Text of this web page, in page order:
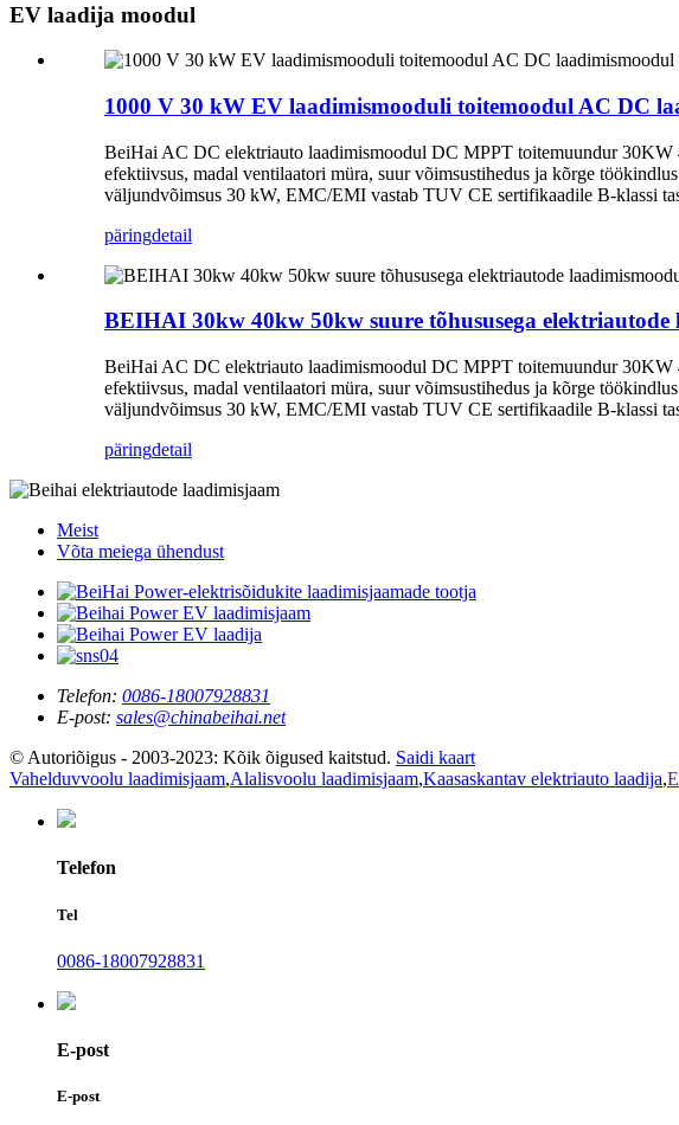
EV laadija moodul
1000 V 30 kW EV laadimismooduli toitemoodul AC DC
BeiHai AC DC elektriauto laadimismoodul DC MPPT toitemuundur 30KW
efektiivsus, madal ventilaatori müra, suur võimsustihedus ja kõrge
väljundvõimsus 30 kW, EMC/EMI vastab TUV CE sertifikaadile B-klassi
päringdetail
BEIHAI 30kw 40kw 50kw suure tõhususega
BeiHai AC DC elektriauto laadimismoodul DC MPPT toitemuundur 30KW
efektiivsus, madal ventilaatori müra, suur võimsustihedus ja kõrge
väljundvõimsus 30 kW, EMC/EMI vastab TUV CE sertifikaadile B-klassi
päringdetail
Meist
Võta meiega ühendust
Telefon: 0086-18007928831
E-post: sales@chinabeihai.net
© Autoriõigus - 2003-2023: Kõik õigused kaitstud. Saidi kaart
Vahelduvvoolu laadimisjaam,Alalisvoolu laadimisjaam,Kaasaskantav elektriauto laadija,
Telefon
Tel
0086-18007928831
E-post
E-post